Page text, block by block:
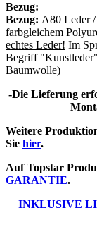
Bezug:
Bezug: A80 Leder
farbgleichem
echtes Leder! Im
Begriff
Baumwolle)
-Die Lieferung
Weitere
Sie hier.
Auf Topstar
GARANTIE.
INKLUSIVE